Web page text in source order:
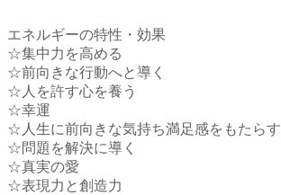
エネルギーの特性・効果
☆集中力を高める
☆前向きな行動へと導く
☆人を許す心を養う
☆幸運
☆人生に前向きな気持ち満足感をもたらす
☆問題を解決に導く
☆真実の愛
☆表現力と創造力